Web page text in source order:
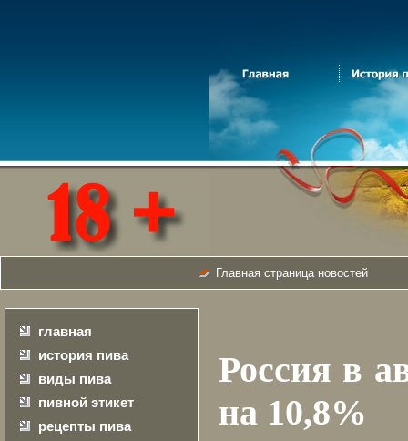
Главная страница новостей
главная
история пива
виды пива
пивной этикет
рецепты пива
Россия в
на 10,8%